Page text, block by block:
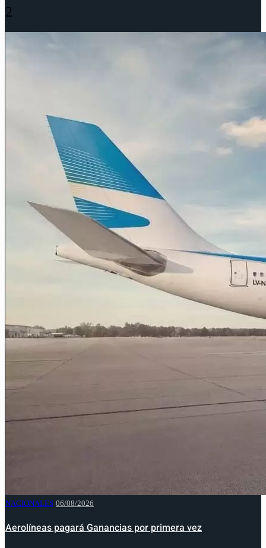
2
NACIONALES 06/08/2026
Aerolíneas pagará Ganancias por primera vez